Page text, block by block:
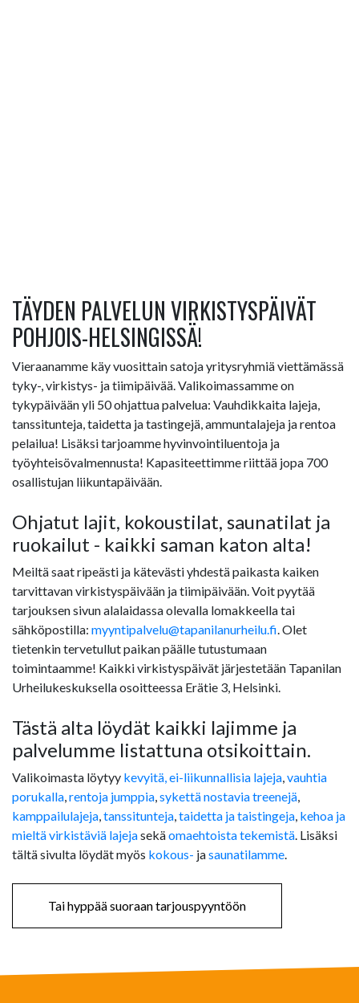
TÄYDEN PALVELUN VIRKISTYSPÄIVÄT
POHJOIS-HELSINGISSÄ!
Vieraanamme käy vuosittain satoja yritysryhmiä viettämässä
tyky-, virkistys- ja tiimipäivää. Valikoimassamme on
tykypäivään yli 50 ohjattua palvelua: Vauhdikkaita lajeja,
tanssitunteja, taidetta ja tastingejä, ammuntalajeja ja rentoa
pelailua! Lisäksi tarjoamme hyvinvointiluentoja ja
työyhteisövalmennusta! Kapasiteettimme riittää jopa 700
osallistujan liikuntapäivään.
Ohjatut lajit, kokoustilat, saunatilat ja
ruokailut - kaikki saman katon alta!
Meiltä saat ripeästi ja kätevästi yhdestä paikasta kaiken
tarvittavan virkistyspäivään ja tiimipäivään. Voit pyytää
tarjouksen sivun alalaidassa olevalla lomakkeella tai
sähköpostilla: myyntipalvelu@tapanilanurheilu.fi. Olet
tietenkin tervetullut paikan päälle tutustumaan
toimintaamme! Kaikki virkistyspäivät järjestetään Tapanilan
Urheilukeskuksella osoitteessa Erätie 3, Helsinki.
Tästä alta löydät kaikki lajimme ja
palvelumme listattuna otsikoittain.
Valikoimasta löytyy kevyitä, ei-liikunnallisia lajeja,vauhtia
porukalla,rentoja jumppia,sykettä nostavia treenejä,
kamppailulajeja,tanssitunteja,taidetta ja taistingeja, kehoa ja
mieltä virkistäviä lajejasekäomaehtoista tekemistä. Lisäksi
tältä sivulta löydät myös kokous- jasaunatilamme.
Tai hyppää suoraan tarjouspyyntöön